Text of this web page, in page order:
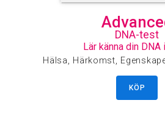
DNA-test
Lär känna din DNA
Hälsa, Härkomst,
KÖP